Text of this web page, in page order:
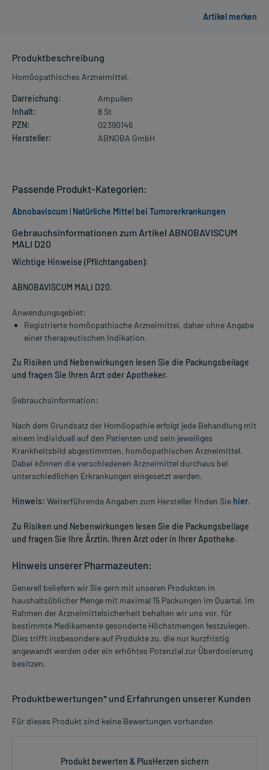
Produktbeschreibung
Homöopathisches Arzneimittel.
Darreichung:
Ampullen
Inhalt:
8 St
PZN:
02390146
Hersteller:
ABNOBA GmbH
Gebrauchsinformationen zum Artikel ABNOBAVISCUM
MALI D20
Wichtige Hinweise (Pflichtangaben):
ABNOBAVISCUM MALI D20.
Anwendungsgebiet:
Registrierte homöopathische Arzneimittel, daher ohne Angabe
einer therapeutischen Indikation.
Zu Risiken und Nebenwirkungen lesen Sie die Packungsbeilage
und fragen Sie Ihren Arzt oder Apotheker.
Gebrauchsinformation:
Nach dem Grundsatz der Homöopathie erfolgt jede Behandlung mit
einem individuell auf den Patienten und sein jeweiliges
Krankheitsbild abgestimmten, homöopathischen Arzneimittel.
Dabei können die verschiedenen Arzneimittel durchaus bei
unterschiedlichen Erkrankungen eingesetzt werden.
Hinweis: Weiterführende Angaben zum Hersteller finden Sie hier.
Zu Risiken und Nebenwirkungen lesen Sie die Packungsbeilage
und fragen Sie Ihre Ärztin, Ihren Arzt oder in Ihrer Apotheke.
Hinweis unserer Pharmazeuten:
Generell beliefern wir Sie gern mit unseren Produkten in
haushaltsüblicher Menge mit maximal 15 Packungen im Quartal. Im
Rahmen der Arzneimittelsicherheit behalten wir uns vor, für
bestimmte Medikamente gesonderte Höchstmengen festzulegen.
Dies trifft insbesondere auf Produkte zu, die nur kurzfristig
angewandt werden oder ein erhöhtes Potenzial zur Überdosierung
besitzen.
Produktbewertungen* und Erfahrungen unserer Kunden
Für dieses Produkt sind keine Bewertungen vorhanden
Produkt bewerten & PlusHerzen sichern
Passende Produkt-Kategorien:
Abnobaviscum | Natürliche Mittel bei Tumorerkrankungen